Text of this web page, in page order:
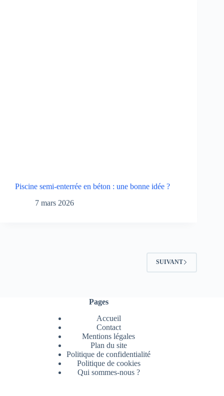
Piscine semi-enterrée en béton : une bonne idée ?
7 mars 2026
SUIVANT
Pages
Accueil
Contact
Mentions légales
Plan du site
Politique de confidentialité
Politique de cookies
Qui sommes-nous ?